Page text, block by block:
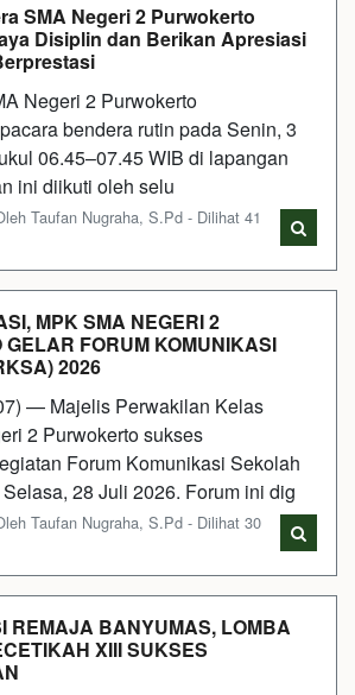
SMA Negeri 2 Purwokerto
Disiplin dan Berikan Apresiasi
Negeri 2 Purwokerto
bendera rutin pada Senin, 3
06.45–07.45 WIB di lapangan
ini diikuti oleh selu
Taufan Nugraha, S.Pd - Dilihat 41
MPK SMA NEGERI 2
GELAR FORUM KOMUNIKASI
2026
— Majelis Perwakilan Kelas
2 Purwokerto sukses
Forum Komunikasi Sekolah
28 Juli 2026. Forum ini dig
Taufan Nugraha, S.Pd - Dilihat 30
REMAJA BANYUMAS, LOMBA
XIII SUKSES